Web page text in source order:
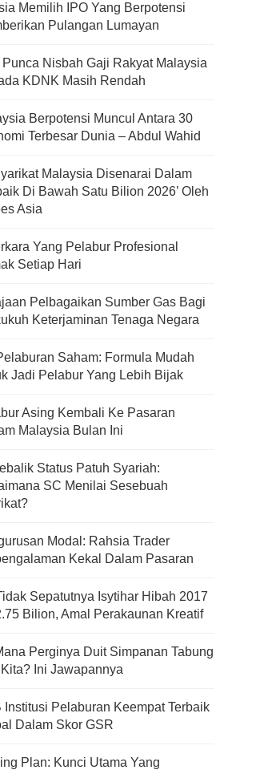
Memilih IPO Yang Berpotensi
Pulangan Lumayan
Punca Nisbah Gaji Rakyat Malaysia
KDNK Masih Rendah
Berpotensi Muncul Antara 30
Terbesar Dunia – Abdul Wahid
Malaysia Disenarai Dalam
Di Bawah Satu Bilion 2026’ Oleh
Asia
Yang Pelabur Profesional
Setiap Hari
Pelbagaikan Sumber Gas Bagi
Keterjaminan Tenaga Negara
Saham: Formula Mudah
Jadi Pelabur Yang Lebih Bijak
Asing Kembali Ke Pasaran
Malaysia Bulan Ini
Status Patuh Syariah:
SC Menilai Sesebuah
Modal: Rahsia Trader
Kekal Dalam Pasaran
Sepatutnya Isytihar Hibah 2017
Bilion, Amal Perakaunan Kreatif
Perginya Duit Simpanan Tabung
Ini Jawapannya
Institusi Pelaburan Keempat Terbaik
Dalam Skor GSR
Plan: Kunci Utama Yang
Kenali Franchisee Disebalik
Family Mart
Yang Selalu Sifu Saham Sebut
Tu?